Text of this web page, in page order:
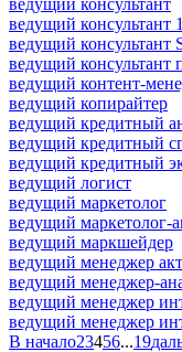
ведущий консультант
ведущий консультант
ведущий консультант
ведущий контент-
ведущий копирайтер
ведущий кредитный
ведущий кредитный
ведущий кредитный
ведущий логист
ведущий маркетолог
ведущий маркетолог-
ведущий маркшейдер
ведущий менеджер
ведущий менеджер-
ведущий менеджер
ведущий менеджер
В начало23456...19